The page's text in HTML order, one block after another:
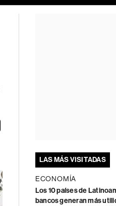
LAS MÁS VISITADAS
ECONOMÍA
Los 10 países de
bancos generan más